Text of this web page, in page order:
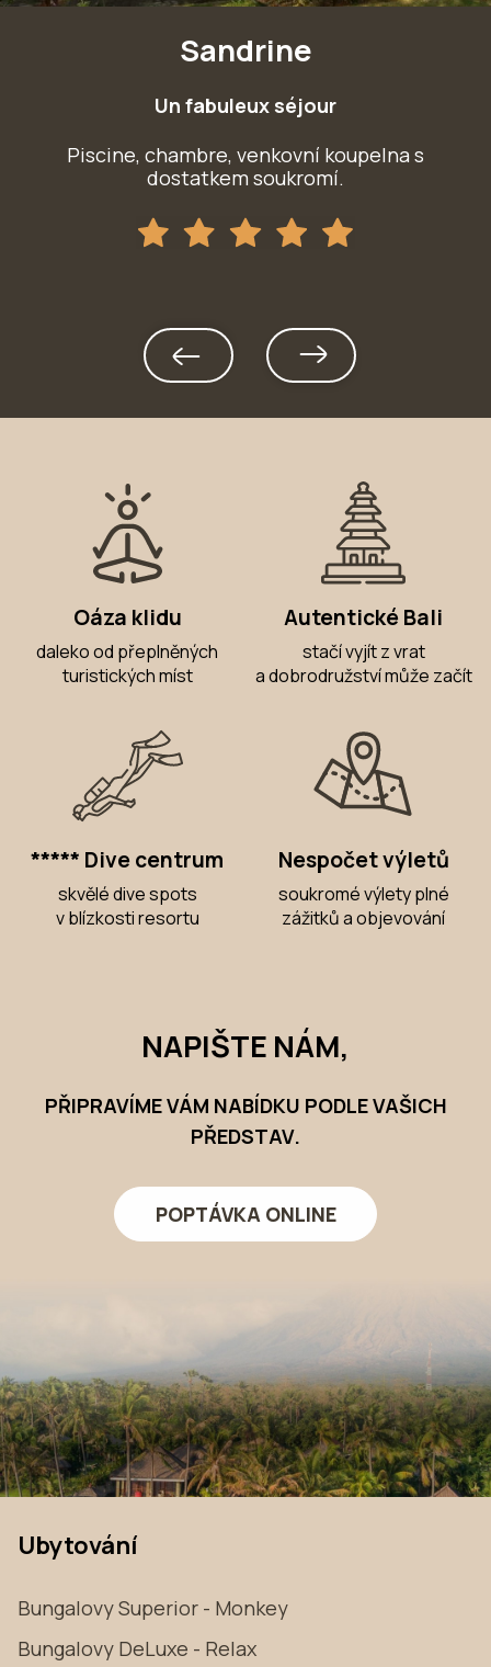
Sandrine
Un fabuleux séjour
Piscine, chambre, venkovní koupelna s
dostatkem soukromí.
Oáza klidu
daleko od přeplněných
turistických míst
Autentické Bali
stačí vyjít z vrat
a dobrodružství může začít
***** Dive centrum
skvělé dive spots
v blízkosti resortu
Nespočet výletů
soukromé výlety plné
zážitků a objevování
NAPIŠTE NÁM,
PŘIPRAVÍME VÁM NABÍDKU PODLE VAŠICH
PŘEDSTAV.
POPTÁVKA ONLINE
Ubytování
Bungalovy Superior - Monkey
Bungalovy DeLuxe - Relax